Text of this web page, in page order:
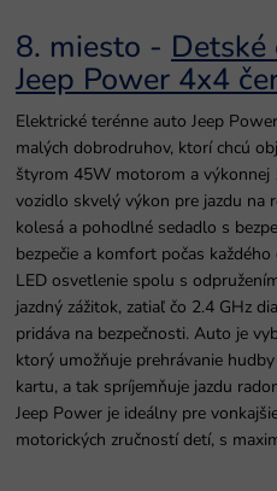
8. miesto -
Jeep Power 4x4
Elektrické terénne auto Jeep
malých dobrodruhov, ktorí chcú
štyrom 45W motorom a
vozidlo skvelý výkon pre jazdu na
kolesá a pohodlné sedadlo s
bezpečie a komfort počas
LED osvetlenie spolu s
jazdný zážitok, zatiaľ čo 2.4 GHz
pridáva na bezpečnosti. Auto je
ktorý umožňuje prehrávanie
kartu, a tak spríjemňuje jazdu
Jeep Power je ideálny pre
motorických zručností detí, s